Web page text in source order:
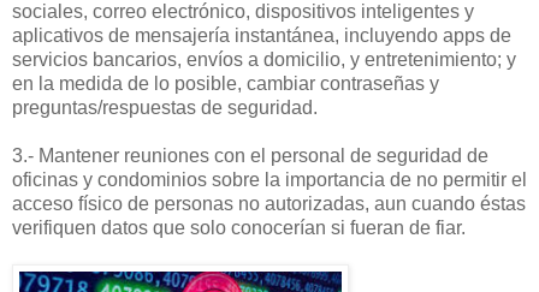
sociales, correo electrónico, dispositivos inteligentes y
aplicativos de mensajería instantánea, incluyendo apps de
servicios bancarios, envíos a domicilio, y entretenimiento; y
en la medida de lo posible, cambiar contraseñas y
preguntas/respuestas de seguridad.
3.- Mantener reuniones con el personal de seguridad de
oficinas y condominios sobre la importancia de no permitir el
acceso físico de personas no autorizadas, aun cuando éstas
verifiquen datos que solo conocerían si fueran de fiar.